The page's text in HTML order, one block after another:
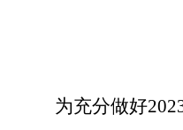
为充分做好